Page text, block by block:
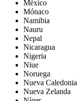
México
Mónaco
Namibia
Nauru
Nepal
Nicaragua
Nigeria
Niue
Noruega
Nueva Caledonia
Nueva Zelanda